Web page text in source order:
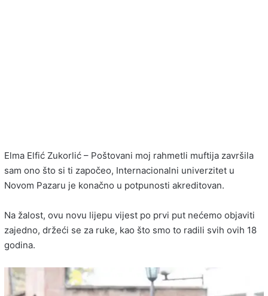
Elma Elfić Zukorlić – Poštovani moj rahmetli muftija završila
sam ono što si ti započeo, Internacionalni univerzitet u
Novom Pazaru je konačno u potpunosti akreditovan.
Na žalost, ovu novu lijepu vijest po prvi put nećemo objaviti
zajedno, držeći se za ruke, kao što smo to radili svih ovih 18
godina.